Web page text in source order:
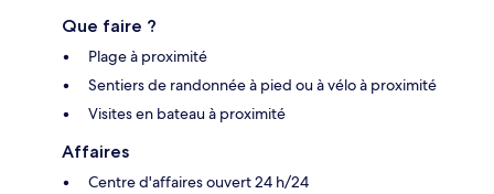
Que faire ?
Plage à proximité
Sentiers de randonnée à pied ou à vélo à proximité
Visites en bateau à proximité
Affaires
Centre d'affaires ouvert 24 h/24